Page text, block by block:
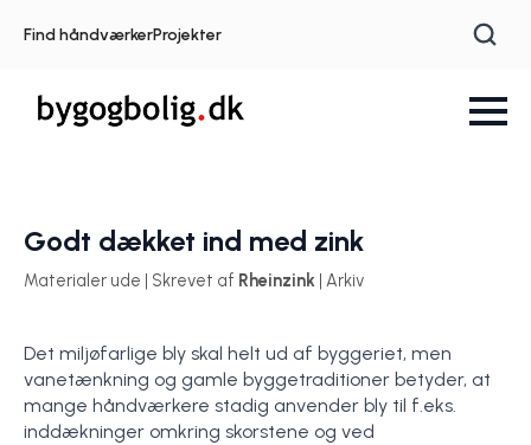
Find håndværkerProjekter
Godt dækket ind med zink
Materialer ude | Skrevet af Rheinzink | Arkiv
Det miljøfarlige bly skal helt ud af byggeriet, men
vanetænkning og gamle byggetraditioner betyder, at
mange håndværkere stadig anvender bly til f.eks.
inddækninger omkring skorstene og ved